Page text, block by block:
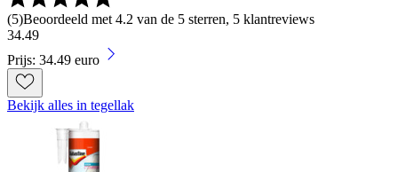
(5)Beoordeeld met 4.2 van de 5 sterren, 5 klantreviews
34.49
Prijs: 34.49 euro
Bekijk alles in tegellak